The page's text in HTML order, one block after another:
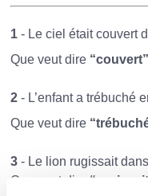
1 - Le ciel était couvert
Que veut dire “couvert”
2 - L’enfant a trébuché
Que veut dire
3 - Le lion rugissait
Que veut dire